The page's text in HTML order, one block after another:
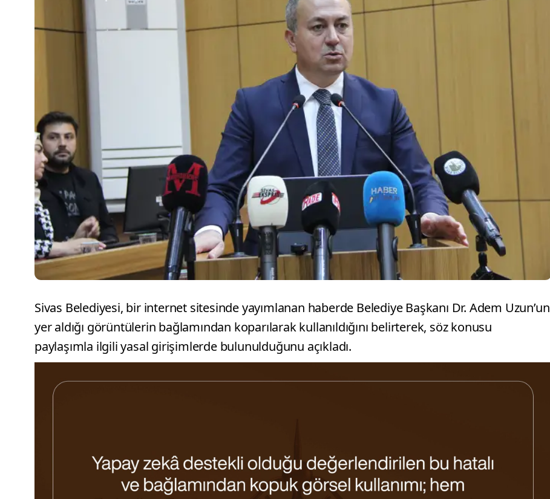
Sivas Belediyesi, bir internet sitesinde yayımlanan haberde Belediye Başkanı Dr. Adem Uzun’un
yer aldığı görüntülerin bağlamından koparılarak kullanıldığını belirterek, söz konusu
paylaşımla ilgili yasal girişimlerde bulunulduğunu açıkladı.